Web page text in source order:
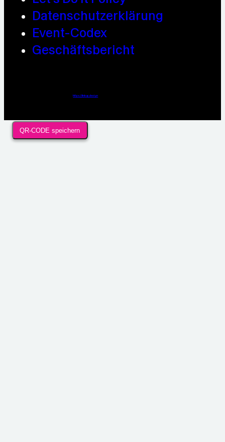
Datenschutzerklärung
Event-Codex
Geschäftsbericht
https://linkup.design
QR-CODE speichern